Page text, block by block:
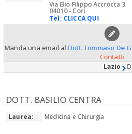
Via Elio Filippo Accrocca 3
04010 - Cori
Tel: CLICCA QUI
Manda una email al Dott. Tommaso De
Contatti
Lazio
DOTT. BASILIO CENTRA
Laurea: Medicina e Chirurgia